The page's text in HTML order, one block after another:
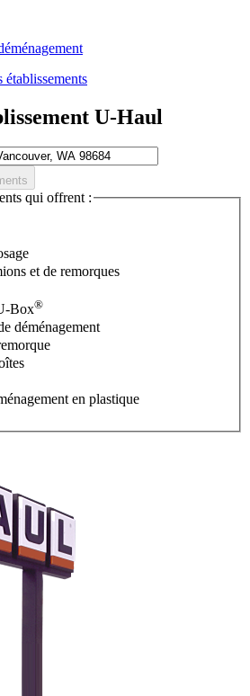
établissements
U-Haul
qui offrent :
et de remorques
Box®
déménagement
en plastique